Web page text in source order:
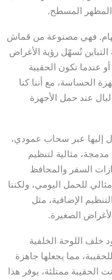
المسطح.
فهي مصنوعة من قماش
تُسهّل رؤية الأغراض
عندما تكون الحقيبة
الحساسة، مع أننا كنا
عند حمل الأجهزة
إليها عبر سحاب عمودي،
مثالية لتنظيم
السفر والمحافظ
للحمل اليومي، ولكننا
الإضافية، مثل
الصغيرة.
اللوحة الخلفية
مما يجعلها جاهزة
ممتلئة، يوفر هذا